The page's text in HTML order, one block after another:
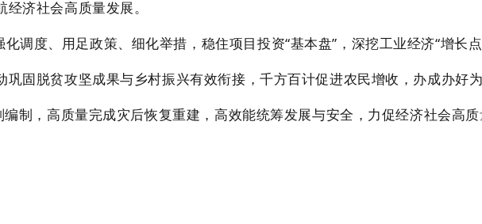
经济社会高质量发展。
调度、用足政策、细化举措，稳住项目投资“基本盘”，深挖工业经济“增长
固脱贫攻坚成果与乡村振兴有效衔接，千方百计促进农民增收，办成办好
制，高质量完成灾后恢复重建，高效能统筹发展与安全，力促经济社会高质